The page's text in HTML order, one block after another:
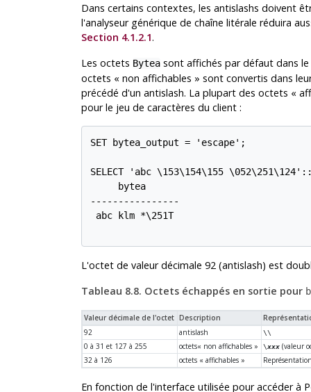
Dans certains contextes, les antislashs doivent
l'analyseur générique de chaîne litérale réduira
Section 4.1.2.1.
Les octets Byteasont affichés par défaut dans
octets « non affichables » sont convertis dans
précédé d'un antislash. La plupart des octets «
pour le jeu de caractères du client :
SET bytea_output = 'escape';
SELECT 'abc \153\154\155
     bytea
----------------
abc klm *\251T
L'octet de valeur décimale 92 (antislash) est
Tableau 8.8. Octets échappés en sortie pour
Valeur décimale de l'octet Description
92
antislash \\
0 à 31 et 127 à 255 octets« non affichables » \xxx (valeur
32 à 126
octets «affichables »
En fonction de l'interface utilisée pour accéder à